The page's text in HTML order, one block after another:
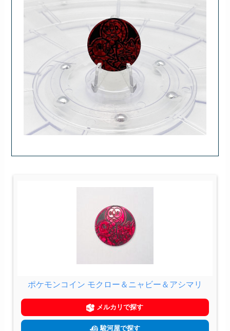
ポケモンコイン モクロー＆ニャビー＆アシマリ
メルカリで探す
駿河屋で探す